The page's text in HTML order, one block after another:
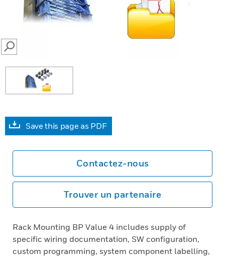
SEARCH
Save this page as PDF
Contactez-nous
Trouver un partenaire
Rack Mounting BP Value 4 includes supply of
specific wiring documentation, SW configuration,
custom programming, system component labelling,